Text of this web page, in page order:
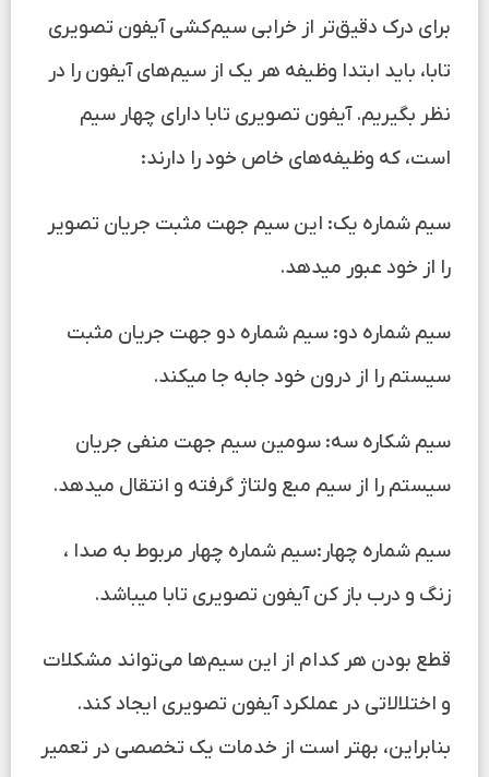
برای درک دقیق‌تر از خرابی سیم‌کشی آیفون تصویری
تابا، باید ابتدا وظیفه هر یک از سیم‌های آیفون را در
نظر بگیریم. آیفون تصویری تابا دارای چهار سیم
است، که وظیفه‌های خاص خود را دارند:
سیم شماره یک: این سیم جهت مثبت جریان تصویر
را از خود عبور میدهد.
سیم شماره دو: سیم شماره دو جهت جریان مثبت
سیستم را از درون خود جابه جا میکند.
سیم شکاره سه: سومین سیم جهت منفی جریان
سیستم را از سیم مبع ولتاژ گرفته و انتقال میدهد.
سیم شماره چهار:سیم شماره چهار مربوط به صدا ،
زنگ و درب باز کن آیفون تصویری تابا میباشد.
قطع بودن هر کدام از این سیم‌ها می‌تواند مشکلات
و اختلالاتی در عملکرد آیفون تصویری ایجاد کند.
بنابراین، بهتر است از خدمات یک تخصصی در تعمیر